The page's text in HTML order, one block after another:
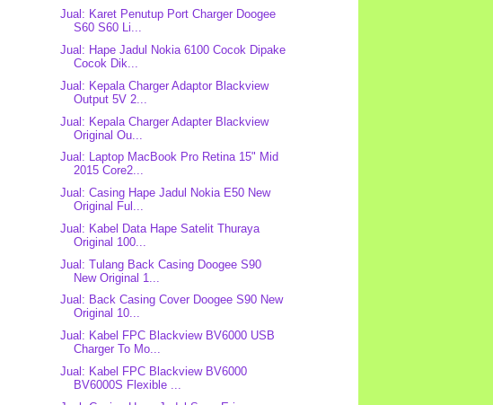
Jual: Karet Penutup Port Charger Doogee
S60 S60 Li...
Jual: Hape Jadul Nokia 6100 Cocok Dipake
Cocok Dik...
Jual: Kepala Charger Adaptor Blackview
Output 5V 2...
Jual: Kepala Charger Adapter Blackview
Original Ou...
Jual: Laptop MacBook Pro Retina 15" Mid
2015 Core2...
Jual: Casing Hape Jadul Nokia E50 New
Original Ful...
Jual: Kabel Data Hape Satelit Thuraya
Original 100...
Jual: Tulang Back Casing Doogee S90
New Original 1...
Jual: Back Casing Cover Doogee S90 New
Original 10...
Jual: Kabel FPC Blackview BV6000 USB
Charger To Mo...
Jual: Kabel FPC Blackview BV6000
BV6000S Flexible ...